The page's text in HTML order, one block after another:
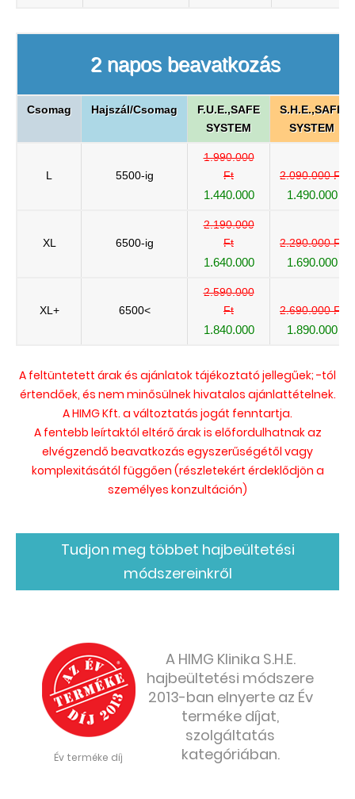
2 napos beavatkozás
Csomag Hajszál/Csomag
F.U.E.,SAFE
SYSTEM
S.H.E.,SAFE
SYSTEM
L 5500-ig
1.990.000
Ft
1.440.000
2.090.000 Ft
1.490.000
XL 6500-ig
2.190.000
Ft
1.640.000
2.290.000 Ft
1.690.000
XL+ 6500<
2.590.000
Ft
1.840.000
2.690.000 Ft
1.890.000
A feltüntetett árak és ajánlatok tájékoztató jellegűek; -tól
értendőek, és nem minősülnek hivatalos ajánlattételnek.
A HIMG Kft. a változtatás jogát fenntartja.
A fentebb leírtaktól eltérő árak is előfordulhatnak az
elvégzendő beavatkozás egyszerűségétől vagy
komplexitásától függően (részletekért érdeklődjön a
személyes konzultáción)
Tudjon meg többet hajbeültetési
módszereinkről
Év terméke díj
A HIMG Klinika S.H.E.
hajbeültetési módszere
2013-ban elnyerte az Év
terméke díjat,
szolgáltatás
kategóriában.